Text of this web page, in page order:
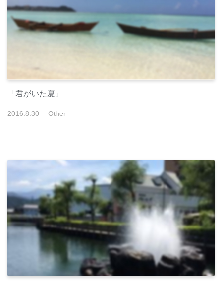
「君がいた夏」
2016 8 30 Other